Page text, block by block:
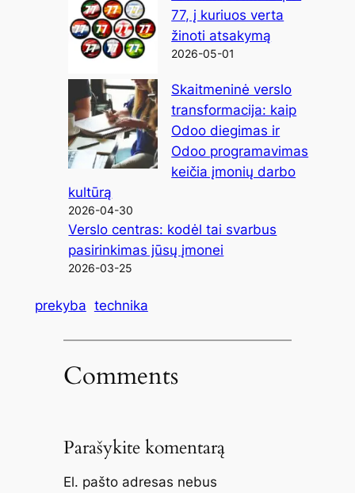
77, į kuriuos verta
žinoti atsakymą
2026-05-01
Skaitmeninė verslo
transformacija: kaip
Odoo diegimas ir
Odoo programavimas
keičia įmonių darbo
kultūrą
2026-04-30
Verslo centras: kodėl tai svarbus
pasirinkimas jūsų įmonei
2026-03-25
prekyba technika
Comments
Parašykite komentarą
El. pašto adresas nebus